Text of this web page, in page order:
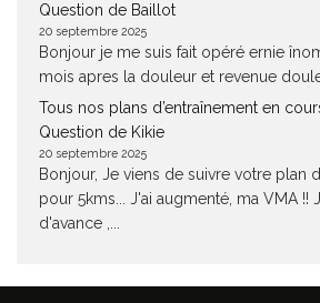
Question de Baillot
20 septembre 2025
Bonjour je me suis fait opéré ernie
mois apres la douleur et revenue
Tous nos plans d’entraînement en
Question de Kikie
20 septembre 2025
Bonjour, Je viens de suivre votre plan
pour 5kms... J'ai augmenté, ma VMA !!
d'avance ,...